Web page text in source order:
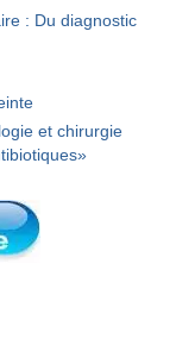
: Du diagnostic
et chirurgie